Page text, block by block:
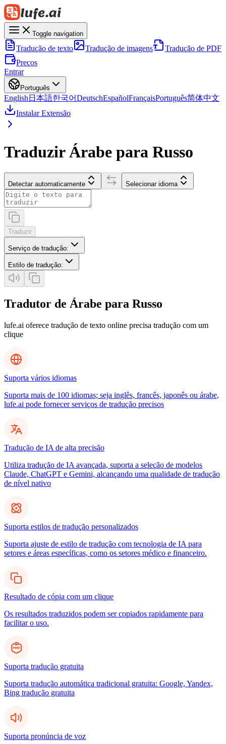
Toggle navigation
Tradução de texto Tradução de imagens
Tradução de PDF
Preços
Entrar
Português
English 日本語한국어DeutschEspañolFrançaisPortuguês简体中文
Instalar Extensão
Traduzir Árabe para Russo
Detectar automaticamente Selecionar idioma
Traduzir
Serviço de tradução:
Estilo de tradução:
Tradutor de Árabe para Russo
lufe.ai oferece tradução de texto online precisa tradução com um
clique
Suporta vários idiomas
Suporta mais de 100 idiomas; seja inglês, francês, japonês ou árabe,
lufe.ai pode fornecer serviços de tradução precisos
Tradução de IA de alta precisão
Utiliza tradução de IA avançada, suporta a seleção de modelos
Claude, ChatGPT e Gemini, alcançando uma qualidade de tradução
de nível nativo
Suporta estilos de tradução personalizados
Suporta ajuste de estilo de tradução com tecnologia de IA para
setores e áreas específicas, como os setores médico e financeiro.
Resultado de cópia com um clique
Os resultados traduzidos podem ser copiados rapidamente para
facilitar o uso.
Suporta tradução gratuita
Suporta tradução automática tradicional gratuita: Google, Yandex,
Bing tradução gratuita
Suporta pronúncia de voz